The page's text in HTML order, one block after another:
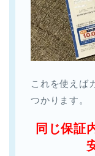
これを使えば
つかります。
同じ保証